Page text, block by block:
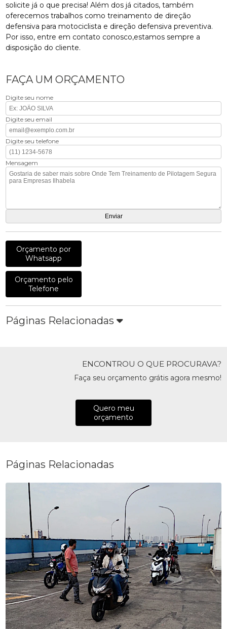
solicite já o que precisa! Além dos já citados, também
oferecemos trabalhos como treinamento de direção
defensiva para motociclista e direção defensiva preventiva.
Por isso, entre em contato conosco,estamos sempre a
disposição do cliente.
FAÇA UM ORÇAMENTO
Digite seu nome
Digite seu email
Digite seu telefone
Mensagem
Orçamento por
Whatsapp
Orçamento pelo
Telefone
Páginas Relacionadas
ENCONTROU O QUE PROCURAVA?
Faça seu orçamento grátis agora mesmo!
Quero meu
orçamento
Páginas Relacionadas